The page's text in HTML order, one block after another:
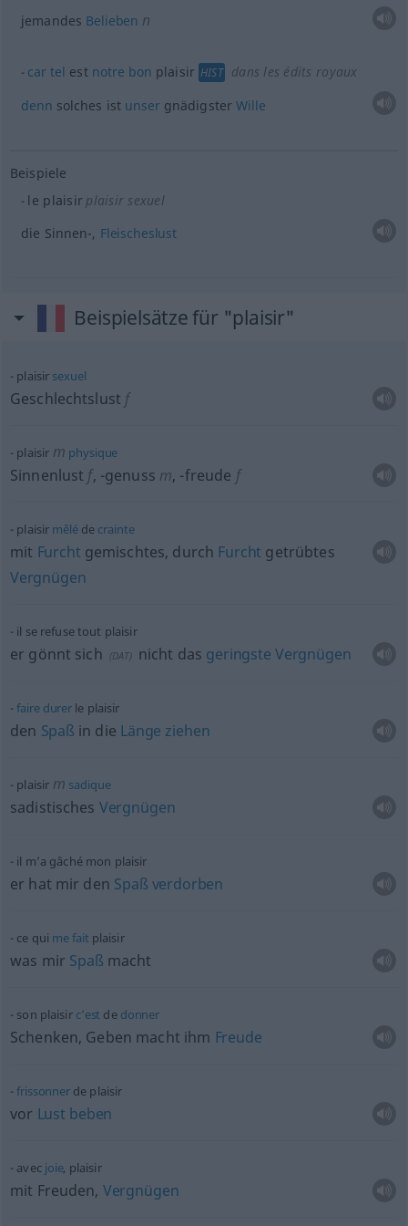
jemandes Belieben n
car tel est notre bon plaisir HIST dans les édits royaux
denn solches ist unsergnädigsterWille
Beispiele
le plaisir plaisir sexuel
die Sinnen-, Fleischeslust
Beispielsätze für "plaisir"
plaisir sexuel
Geschlechtslust f
plaisir m physique
Sinnenlust f, -genuss m, -freude f
plaisir mêléde crainte
mit Furcht gemischtes, durch Furcht getrübtes
Vergnügen
il se refuse tout plaisir
er gönnt sich (DAT) nicht das geringste Vergnügen
faire durer le plaisir
den Spaß in die Länge ziehen
plaisir m sadique
sadistisches Vergnügen
il m’a gâché mon plaisir
er hat mir den Spaß verdorben
ce qui mefait plaisir
was mir Spaß macht
son plaisir c’est de donner
Schenken, Geben macht ihm Freude
frissonnerde plaisir
vor Lust beben
avec joie, plaisir
mit Freuden, Vergnügen